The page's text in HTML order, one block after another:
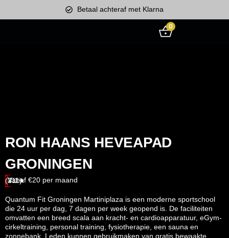
Betaal achteraf met Klarna
0
RON HAANS HEVEAPAD
GRONINGEN
4.1★
(211)
Vanaf €20 per maand
Quantum Fit Groningen Martiniplaza is een moderne sportschool
die 24 uur per dag, 7 dagen per week geopend is. De faciliteiten
omvatten een breed scala aan kracht- en cardioapparatuur, eGym-
cirkeltraining, personal training, fysiotherapie, een sauna en
zonnebank. Leden kunnen gebruikmaken van gratis bewaakte